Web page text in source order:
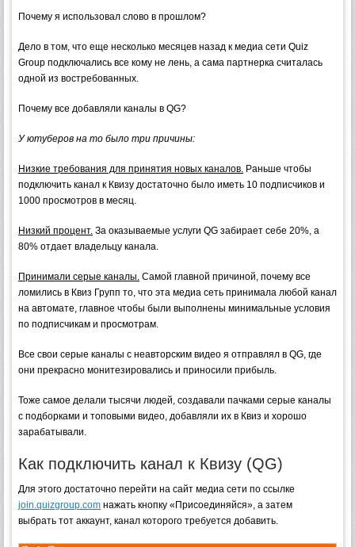
Почему я использовал слово в прошлом?
Дело в том, что еще несколько месяцев назад к медиа сети Quiz
Group подключались все кому не лень, а сама партнерка считалась
одной из востребованных.
Почему все добавляли каналы в QG?
У ютуберов на то было три причины:
Низкие требования для принятия новых каналов. Раньше чтобы
подключить канал к Квизу достаточно было иметь 10 подписчиков и
1000 просмотров в месяц.
Низкий процент. За оказываемые услуги QG забирает себе 20%, а
80% отдает владельцу канала.
Принимали серые каналы. Самой главной причиной, почему все
ломились в Квиз Групп то, что эта медиа сеть принимала любой канал
на автомате, главное чтобы были выполнены минимальные условия
по подписчикам и просмотрам.
Все свои серые каналы с неавторским видео я отправлял в QG, где
они прекрасно монитезировались и приносили прибыль.
Тоже самое делали тысячи людей, создавали пачками серые каналы
с подборками и топовыми видео, добавляли их в Квиз и хорошо
зарабатывали.
Как подключить канал к Квизу (QG)
Для этого достаточно перейти на сайт медиа сети по ссылке
join.quizgroup.com нажать кнопку «Присоединяйся», а затем
выбрать тот аккаунт, канал которого требуется добавить.